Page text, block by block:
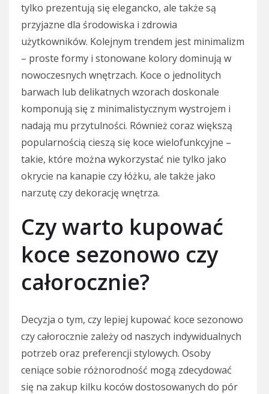
tylko prezentują się elegancko, ale także są
przyjazne dla środowiska i zdrowia
użytkowników. Kolejnym trendem jest minimalizm
– proste formy i stonowane kolory dominują w
nowoczesnych wnętrzach. Koce o jednolitych
barwach lub delikatnych wzorach doskonale
komponują się z minimalistycznym wystrojem i
nadają mu przytulności. Również coraz większą
popularnością cieszą się koce wielofunkcyjne –
takie, które można wykorzystać nie tylko jako
okrycie na kanapie czy łóżku, ale także jako
narzutę czy dekorację wnętrza.
Czy warto kupować
koce sezonowo czy
całorocznie?
Decyzja o tym, czy lepiej kupować koce sezonowo
czy całorocznie zależy od naszych indywidualnych
potrzeb oraz preferencji stylowych. Osoby
ceniące sobie różnorodność mogą zdecydować
się na zakup kilku koców dostosowanych do pór